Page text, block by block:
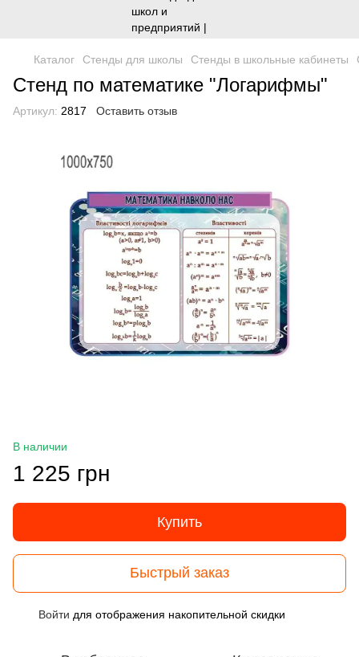
Каталог Стенды для школы Стенды в школьные кабинеты
Стенд по математике "Логарифмы"
Артикул: 2817 Оставить отзыв
В наличии
1 225 грн
Купить
Быстрый заказ
Войти для отображения накопительной скидки